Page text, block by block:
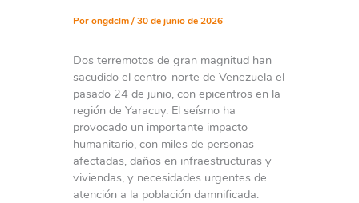
Porongdclm/30 de junio de 2026
Dos terremotos de gran magnitud han
sacudido el centro-norte de Venezuela el
pasado 24 de junio, con epicentros en la
región de Yaracuy. El seísmo ha
provocado un importante impacto
humanitario, con miles de personas
afectadas, daños en infraestructuras y
viviendas, y necesidades urgentes de
atención a la población damnificada.